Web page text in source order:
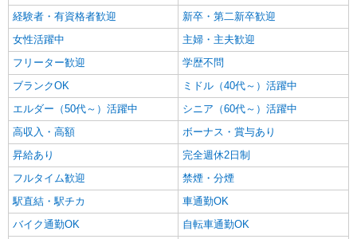
経験者・有資格者歓迎
新卒・第二新卒歓迎
女性活躍中
主婦・主夫歓迎
フリーター歓迎
学歴不問
ブランクOK
ミドル（40代～）活躍中
エルダー（50代～）活躍中
シニア（60代～）活躍中
高収入・高額
ボーナス・賞与あり
昇給あり
完全週休2日制
フルタイム歓迎
禁煙・分煙
駅直結・駅チカ
車通勤OK
バイク通勤OK
自転車通勤OK